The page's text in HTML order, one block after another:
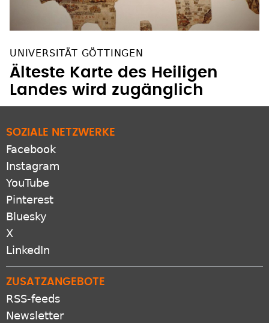
UNIVERSITÄT GÖTTINGEN
Älteste Karte des Heiligen
Landes wird zugänglich
SOZIALE NETZWERKE
Facebook
Instagram
YouTube
Pinterest
Bluesky
X
LinkedIn
ZUSATZANGEBOTE
RSS-feeds
Newsletter